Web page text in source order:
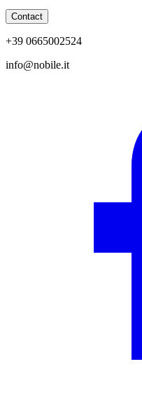
Contact
+39 0665002524
info@nobile.it